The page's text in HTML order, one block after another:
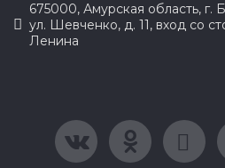
675000, Амурская область, г.
ул. Шевченко, д. 11, вход со
Ленина